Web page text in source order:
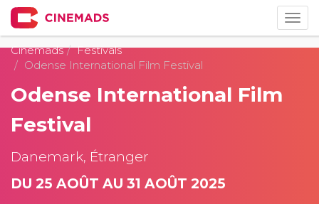
Cinemads
Festivals
Odense International Film Festival
Odense International Film
Festival
Danemark, Étranger
DU 25 AOÛT AU 31 AOÛT 2025